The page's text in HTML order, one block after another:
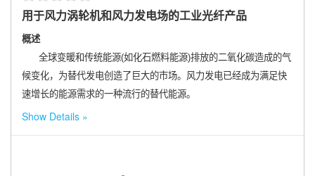
用于风力涡轮机和风力发电场的工业光纤产品
概述
全球变暖和传统能源(如化石燃料能源)排放的二氧化碳造成的气
候变化，为替代发电创造了巨大的市场。风力发电已经成为满足快
速增长的能源需求的一种流行的替代能源。
Show Details